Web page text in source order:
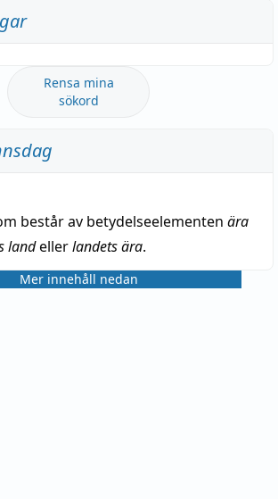
Rensa mina
sökord
består av betydelseelementen ära
landellerlandets ära.
Mer innehåll nedan